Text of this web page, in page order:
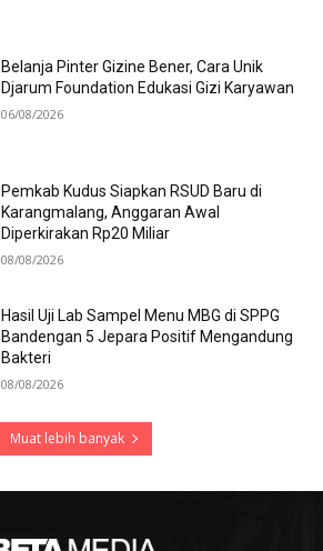
Belanja Pinter Gizine Bener, Cara Unik
Djarum Foundation Edukasi Gizi Karyawan
06/08/2026
Pemkab Kudus Siapkan RSUD Baru di
Karangmalang, Anggaran Awal
Diperkirakan Rp20 Miliar
08/08/2026
Hasil Uji Lab Sampel Menu MBG di SPPG
Bandengan 5 Jepara Positif Mengandung
Bakteri
08/08/2026
Muat lebih banyak